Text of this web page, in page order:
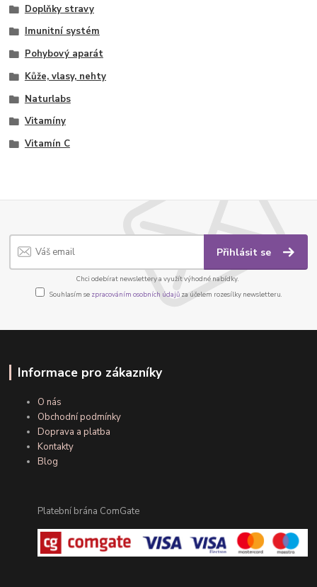
Doplňky stravy
Imunitní systém
Pohybový aparát
Kůže, vlasy, nehty
Naturlabs
Vitamíny
Vitamín C
Přihlásit se
Chci odebírat newslettery a využít výhodné nabídky.
Souhlasím se zpracováním osobních údajůza účelem rozesílky newsletteru.
Informace pro zákazníky
O nás
Obchodní podmínky
Doprava a platba
Kontakty
Blog
Platební brána ComGate